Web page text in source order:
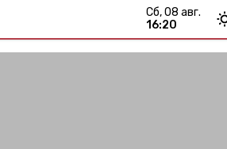
сб, 08 авг.
16:20